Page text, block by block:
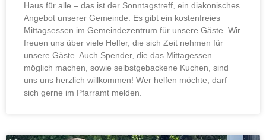
Haus für alle – das ist der Sonntagstreff, ein diakonisches
Angebot unserer Gemeinde. Es gibt ein kostenfreies
Mittagsessen im Gemeindezentrum für unsere Gäste. Wir
freuen uns über viele Helfer, die sich Zeit nehmen für
unsere Gäste. Auch Spender, die das Mittagessen
möglich machen, sowie selbstgebackene Kuchen, sind
uns uns herzlich willkommen! Wer helfen möchte, darf
sich gerne im Pfarramt melden.